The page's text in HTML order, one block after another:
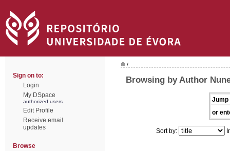
Sign on to:
Login
My DSpace
authorized users
Edit Profile
Receive email
updates
Browse
/
Browsing by Author
Jump
or
Sort by: